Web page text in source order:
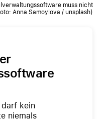
muss nicht
Anna Samoylova / unsplash)
darf kein
niemals